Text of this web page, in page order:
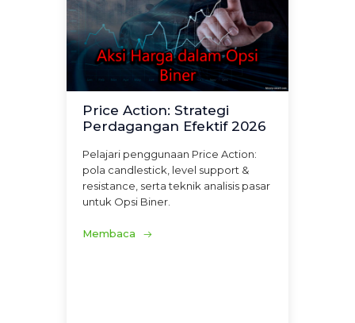
Price Action: Strategi
Perdagangan Efektif 2026
Pelajari penggunaan Price Action:
pola candlestick, level support &
resistance, serta teknik analisis pasar
untuk Opsi Biner.
Membaca